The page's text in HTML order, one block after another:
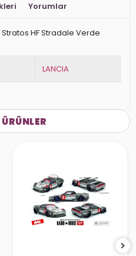
Yorumlar
Stratos HF Stradale Verde
LANCIA